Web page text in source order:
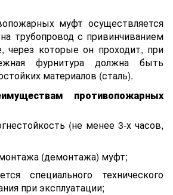
муфт осуществляется
трубопровод с привинчиванием
через которые он проходит, при
фурнитура должна быть
материалов (сталь).
противопожарных
(не менее 3-х часов,
(демонтажа) муфт;
специального технического
при эксплуатации;